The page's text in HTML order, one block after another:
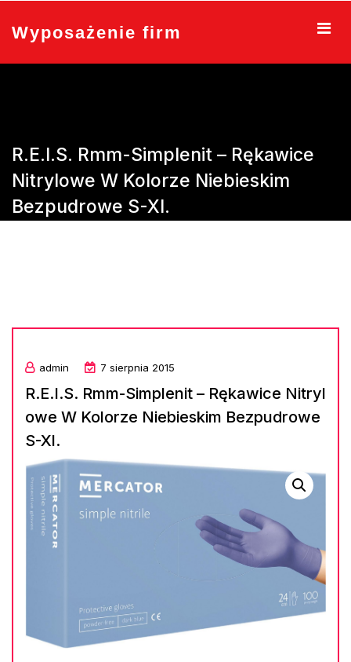
content
Wyposażenie firm
R.E.I.S. Rmm-Simplenit – Rękawice
Nitrylowe W Kolorze Niebieskim
Bezpudrowe S-Xl.
admin 7 sierpnia 2015
R.E.I.S. Rmm-Simplenit – Rękawice Nitryl
owe W Kolorze Niebieskim Bezpudrowe
S-Xl.